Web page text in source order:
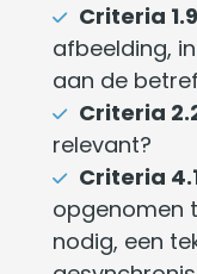
Criteria 1.9
afbeelding,
aan de
Criteria
relevant?
Criteria
opgenomen
nodig, een